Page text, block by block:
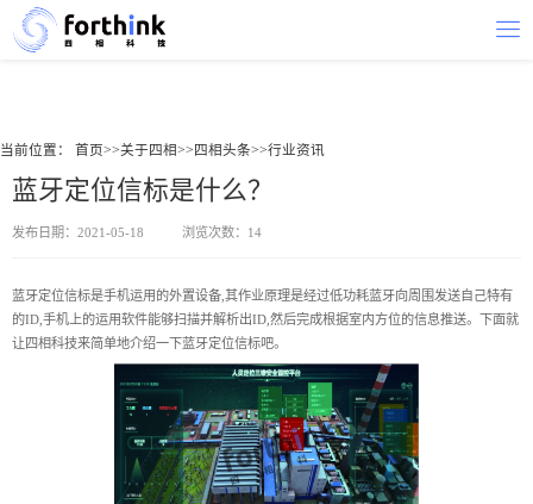
当前位置： 首页>>关于四相>> 四相头条>>行业资讯
蓝牙定位信标是什么？
发布日期：2021-05-18 浏览次数：14
蓝牙定位信标是手机运用的外置设备,其作业原理是经过低功耗蓝牙向周围发送自己特有
的ID,手机上的运用软件能够扫描并解析出ID,然后完成根据室内方位的信息推送。下面就
让四相科技来简单地介绍一下蓝牙定位信标吧。